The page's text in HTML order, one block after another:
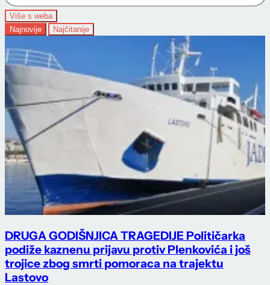
Više s weba
Najnovije
Najčitanije
DRUGA GODIŠNJICA TRAGEDIJE Političarka
podiže kaznenu prijavu protiv Plenkovića i još
trojice zbog smrti pomoraca na trajektu
Lastovo